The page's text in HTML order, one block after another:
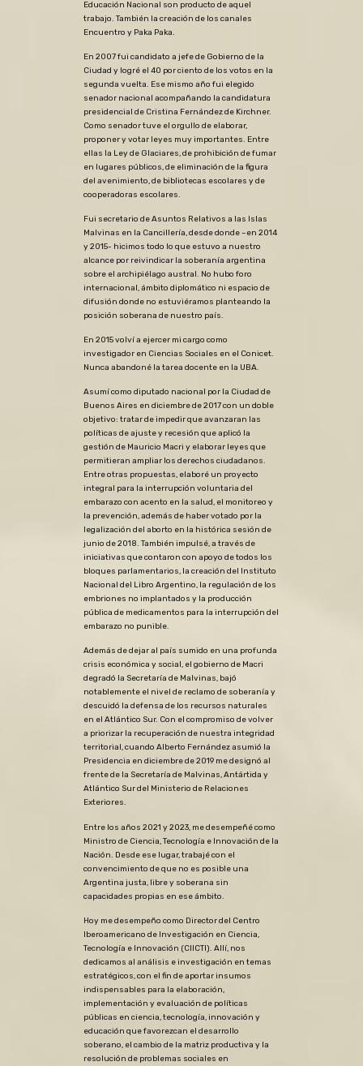
Educación Nacional son producto de aquel
trabajo. También la creación de los canales
Encuentro y Paka Paka.
En 2007 fui candidato a jefe de Gobierno de la
Ciudad y logré el 40 por ciento de los votos en la
segunda vuelta. Ese mismo año fui elegido
senador nacional acompañando la candidatura
presidencial de Cristina Fernández de Kirchner.
Como senador tuve el orgullo de elaborar,
proponer y votar leyes muy importantes. Entre
ellas la Ley de Glaciares, de prohibición de fumar
en lugares públicos, de eliminación de la figura
del avenimiento, de bibliotecas escolares y de
cooperadoras escolares.
Fui secretario de Asuntos Relativos a las Islas
Malvinas en la Cancillería, desde donde –en 2014
y 2015- hicimos todo lo que estuvo a nuestro
alcance por reivindicar la soberanía argentina
sobre el archipiélago austral. No hubo foro
internacional, ámbito diplomático ni espacio de
difusión donde no estuviéramos planteando la
posición soberana de nuestro país.
En 2015 volví a ejercer mi cargo como
investigador en Ciencias Sociales en el Conicet.
Nunca abandoné la tarea docente en la UBA.
Asumí como diputado nacional por la Ciudad de
Buenos Aires en diciembre de 2017 con un doble
objetivo: tratar de impedir que avanzaran las
políticas de ajuste y recesión que aplicó la
gestión de Mauricio Macri y elaborar leyes que
permitieran ampliar los derechos ciudadanos.
Entre otras propuestas, elaboré un proyecto
integral para la interrupción voluntaria del
embarazo con acento en la salud, el monitoreo y
la prevención, además de haber votado por la
legalización del aborto en la histórica sesión de
junio de 2018. También impulsé, a través de
iniciativas que contaron con apoyo de todos los
bloques parlamentarios, la creación del Instituto
Nacional del Libro Argentino, la regulación de los
embriones no implantados y la producción
pública de medicamentos para la interrupción del
embarazo no punible.
Además de dejar al país sumido en una profunda
crisis económica y social, el gobierno de Macri
degradó la Secretaría de Malvinas, bajó
notablemente el nivel de reclamo de soberanía y
descuidó la defensa de los recursos naturales
en el Atlántico Sur. Con el compromiso de volver
a priorizar la recuperación de nuestra integridad
territorial, cuando Alberto Fernández asumió la
Presidencia en diciembre de 2019 me designó al
frente de la Secretaría de Malvinas, Antártida y
Atlántico Sur del Ministerio de Relaciones
Exteriores.
Entre los años 2021 y 2023, me desempeñé como
Ministro de Ciencia, Tecnología e Innovación de la
Nación. Desde ese lugar, trabajé con el
convencimiento de que no es posible una
Argentina justa, libre y soberana sin
capacidades propias en ese ámbito.
Hoy me desempeño como Director del Centro
Iberoamericano de Investigación en Ciencia,
Tecnología e Innovación (CIICTI). Allí, nos
dedicamosal análisis e investigación en temas
estratégicos, con el fin de aportar insumos
indispensables para la elaboración,
implementación y evaluación de políticas
públicas en ciencia, tecnología, innovación y
educación que favorezcan el desarrollo
soberano, el cambio de la matriz productiva y la
resolución de problemas sociales en